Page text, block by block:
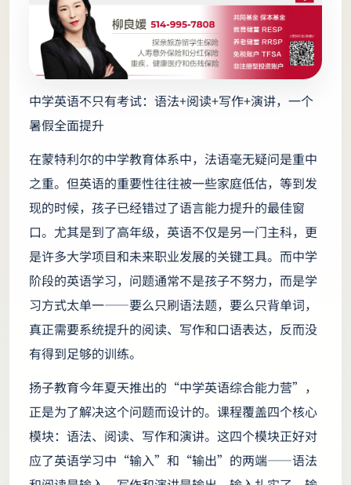
中学英语不只有考试：语法+阅读+写作+演讲，一个
暑假全面提升
在蒙特利尔的中学教育体系中，法语毫无疑问是重中
之重。但英语的重要性往往被一些家庭低估，等到发
现的时候，孩子已经错过了语言能力提升的最佳窗
口。尤其是到了高年级，英语不仅是另一门主科，更
是许多大学项目和未来职业发展的关键工具。而中学
阶段的英语学习，问题通常不是孩子不努力，而是学
习方式太单一——要么只刷语法题，要么只背单词，
真正需要系统提升的阅读、写作和口语表达，反而没
有得到足够的训练。
扬子教育今年夏天推出的“中学英语综合能力营”，
正是为了解决这个问题而设计的。课程覆盖四个核心
模块：语法、阅读、写作和演讲。这四个模块正好对
应了英语学习中“输入”和“输出”的两端——语法